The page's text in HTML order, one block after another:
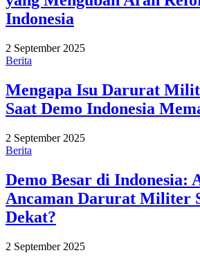
Indonesia
2 September 2025
Berita
Mengapa Isu Darurat
Saat Demo Indonesia
2 September 2025
Berita
Demo Besar di Indonesia:
Ancaman Darurat Militer
Dekat?
2 September 2025